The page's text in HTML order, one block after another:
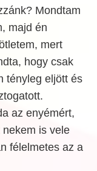
Mondtam
majd én
mert
hogy csak
tényleg eljött és
az enyémért,
is vele
félelmetes az a